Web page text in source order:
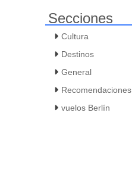
Secciones
Cultura
Destinos
General
Recomendaciones
vuelos Berlín